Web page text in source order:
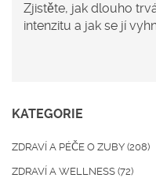
Zjistěte, jak dlouho
intenzitu a jak se jí
KATEGORIE
ZDRAVÍ A PÉČE O ZUBY (208)
ZDRAVÍ A WELLNESS (72)